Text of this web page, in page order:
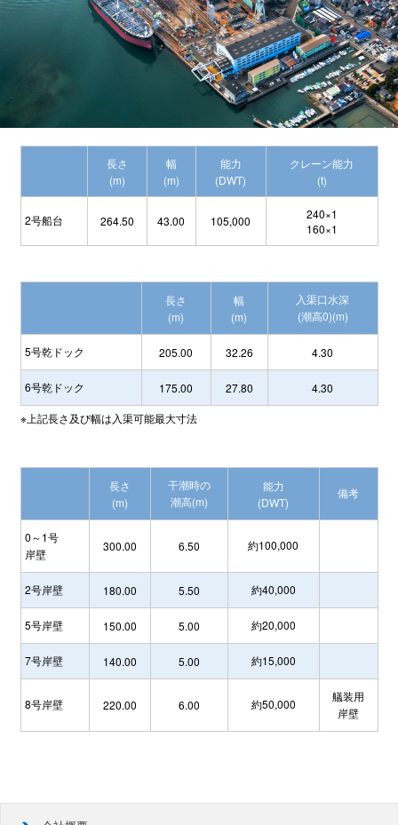
長さ
(m)
幅
(m)
能力
(DWT)
クレーン能力
(t)
2号船台 264.50 43.00 105,000
240×1
160×1
※上記長さ及び幅は入渠可能最大寸法
長さ
(m)
幅
(m)
入渠口水深
(潮高0)(m)
5号乾ドック 205.00 32.26 4.30
6号乾ドック 175.00 27.80 4.30
長さ
(m)
干潮時の
潮高(m)
能力
(DWT)
備考
0～1号
岸壁
300.00 6.50 約100,000
2号岸壁 180.00 5.50 約40,000
5号岸壁 150.00 5.00 約20,000
7号岸壁 140.00 5.00 約15,000
8号岸壁 220.00 6.00 約50,000
艤装用
岸壁